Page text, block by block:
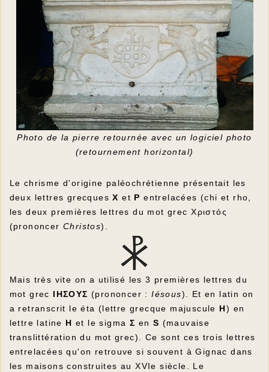
Photo de la pierre retournée avec un logiciel photo
(retournement horizontal)
Le chrisme d'origine paléochrétienne présentait les
deux lettres grecquesΧet Ρ entrelacées (chi et rho,
les deux premières lettres du mot grecΧριστός
(prononcer Christos).
Mais très vite on a utilisé les 3 premières lettres du
mot grec IHΣOYΣ (prononcer :Iésous). Et en latin on
a retranscrit le éta (lettre grecque majuscule H) en
lettre latine H et le sigma Σ en S (mauvaise
translittération du mot grec). Ce sont ces trois lettres
entrelacées qu'on retrouve si souvent à Gignac dans
les maisons construites au XVIe siècle. Le